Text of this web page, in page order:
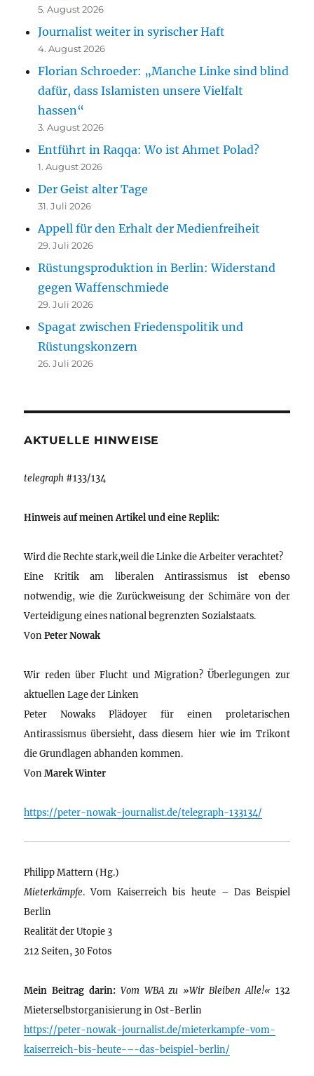
5. August 2026
Journalist weiter in syrischer Haft
4. August 2026
Florian Schroeder: „Manche Linke sind blind
dafür, dass Islamisten unsere Vielfalt
hassen“
3. August 2026
Entführt in Raqqa: Wo ist Ahmet Polad?
1. August 2026
Der Geist alter Tage
31. Juli 2026
Appell für den Erhalt der Medienfreiheit
29. Juli 2026
Rüstungsproduktion in Berlin: Widerstand
gegen Waffenschmiede
29. Juli 2026
Spagat zwischen Friedenspolitik und
Rüstungskonzern
26. Juli 2026
AKTUELLE HINWEISE
telegraph #133/134
Hinweis auf meinen Artikel und eine Replik:
Wird die Rechte stark,weil die Linke die Arbeiter verachtet?
Eine Kritik am liberalen Antirassismus ist ebenso
notwendig, wie die Zurückweisung der Schimäre von der
Verteidigung eines national begrenzten Sozialstaats.
VonPeter Nowak
Wir reden über Flucht und Migration? Überlegungen zur
aktuellen Lage der Linken
Peter Nowaks Plädoyer für einen proletarischen
Antirassismus übersieht, dass diesem hier wie im Trikont
die Grundlagen abhanden kommen.
VonMarek Winter
https://peter-nowak-journalist.de/telegraph-133134/
Philipp Mattern (Hg.)
Mieterkämpfe. Vom Kaiserreich bis heute – Das Beispiel
Berlin
Realität der Utopie 3
212 Seiten, 30 Fotos
Mein Beitrag darin: Vom WBA zu »Wir Bleiben Alle!« 132
Mieterselbstorganisierung in Ost-Berlin
https://peter-nowak-journalist.de/mieterkampfe-vom-
kaiserreich-bis-heute-–-das-beispiel-berlin/